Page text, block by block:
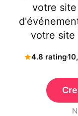
votre
votre site
4.8 rating